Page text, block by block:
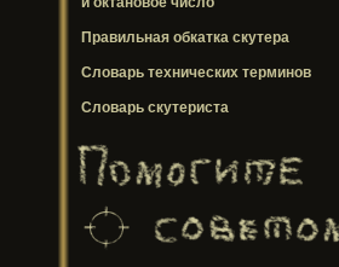
Правильная обкатка скутера
Словарь технических терминов
Словарь скутериста